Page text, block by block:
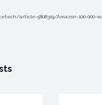
article-5808319/Amazon-100-000-